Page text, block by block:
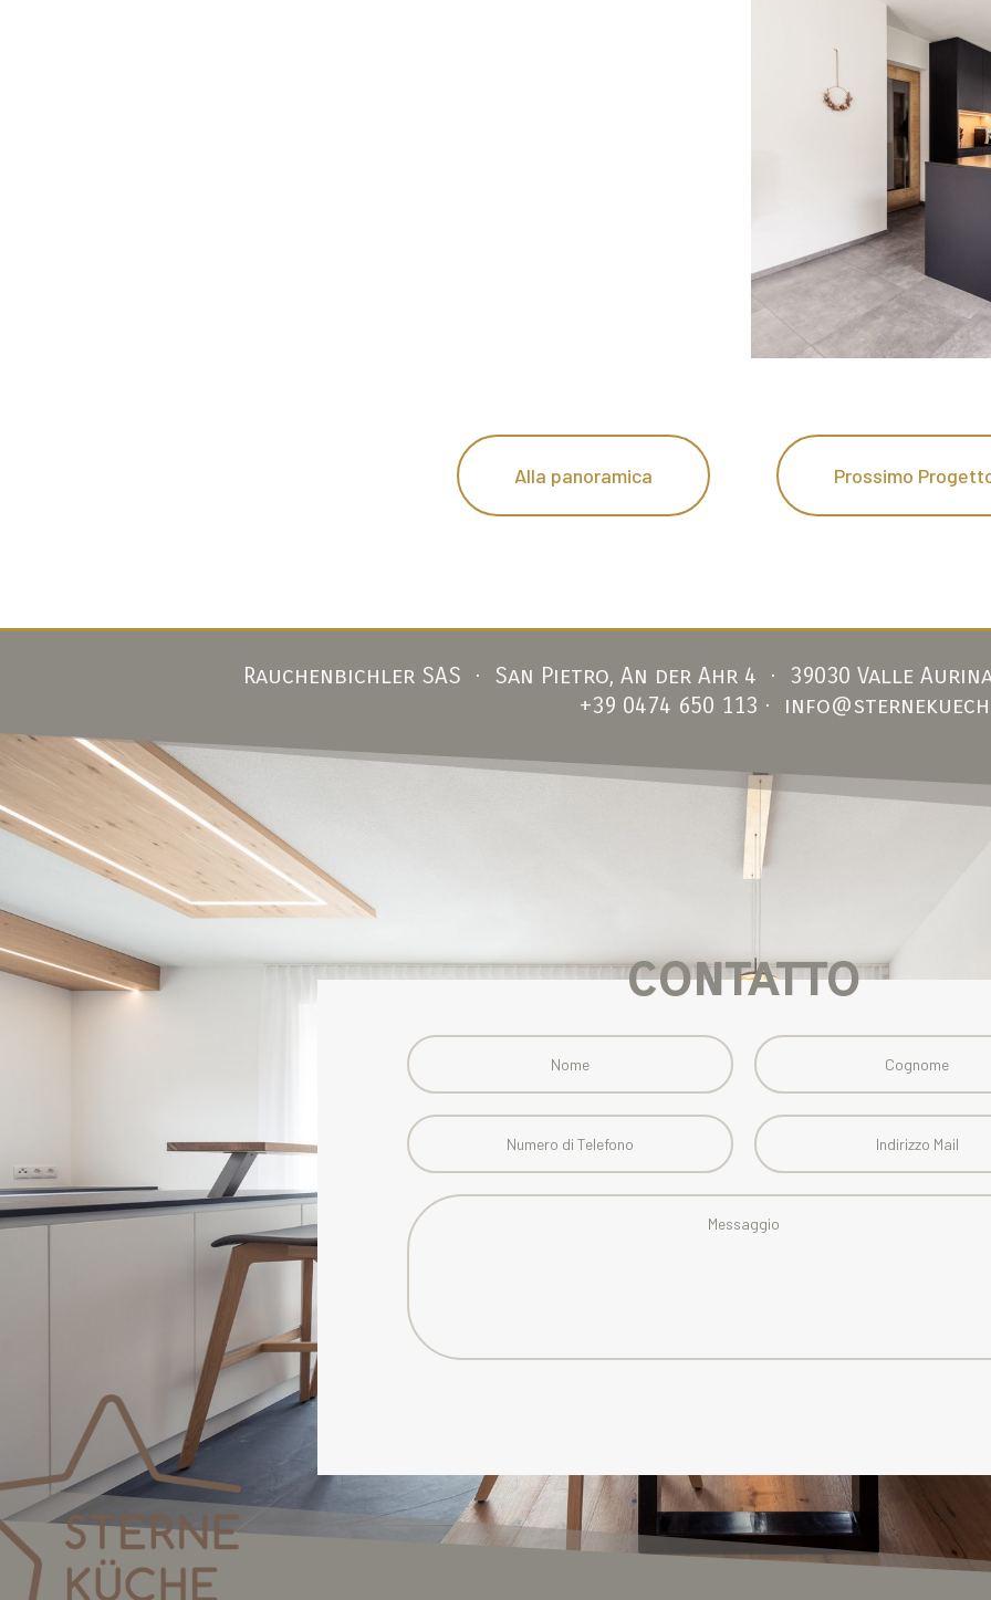
Alla panoramica Prossimo
Rauchenbichler SAS · San Pietro, An der Ahr 4 · 39030 Valle
+39 0474 650 113 ·
contatto